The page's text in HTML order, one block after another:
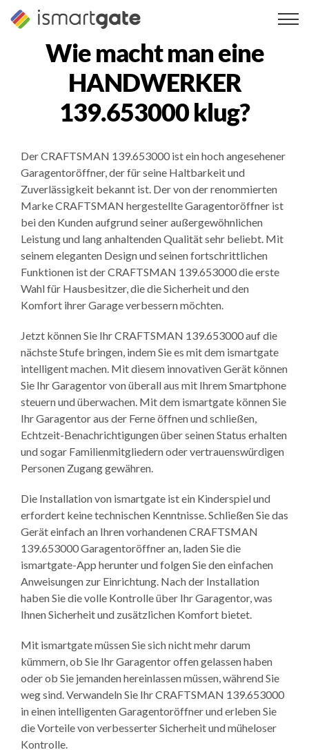
Zum
Inhalt
Wie macht man eine
HANDWERKER
139.653000klug?
Der CRAFTSMAN 139.653000 ist ein hoch angesehener
Garagentoröffner, der für seine Haltbarkeit und
Zuverlässigkeit bekannt ist. Der von der renommierten
Marke CRAFTSMAN hergestellte Garagentoröffner ist
bei den Kunden aufgrund seiner außergewöhnlichen
Leistung und lang anhaltenden Qualität sehr beliebt. Mit
seinem eleganten Design und seinen fortschrittlichen
Funktionen ist der CRAFTSMAN 139.653000 die erste
Wahl für Hausbesitzer, die die Sicherheit und den
Komfort ihrer Garage verbessern möchten.
Jetzt können Sie Ihr CRAFTSMAN 139.653000 auf die
nächste Stufe bringen, indem Sie es mit dem ismartgate
intelligent machen. Mit diesem innovativen Gerät können
Sie Ihr Garagentor von überall aus mit Ihrem Smartphone
steuern und überwachen. Mit dem ismartgate können Sie
Ihr Garagentor aus der Ferne öffnen und schließen,
Echtzeit-Benachrichtigungen über seinen Status erhalten
und sogar Familienmitgliedern oder vertrauenswürdigen
Personen Zugang gewähren.
Die Installation von ismartgate ist ein Kinderspiel und
erfordert keine technischen Kenntnisse. Schließen Sie das
Gerät einfach an Ihren vorhandenen CRAFTSMAN
139.653000 Garagentoröffner an, laden Sie die
ismartgate-App herunter und folgen Sie den einfachen
Anweisungen zur Einrichtung. Nach der Installation
haben Sie die volle Kontrolle über Ihr Garagentor, was
Ihnen Sicherheit und zusätzlichen Komfort bietet.
Mit ismartgate müssen Sie sich nicht mehr darum
kümmern, ob Sie Ihr Garagentor offen gelassen haben
oder ob Sie jemanden hereinlassen müssen, während Sie
weg sind. Verwandeln Sie Ihr CRAFTSMAN 139.653000
in einen intelligenten Garagentoröffner und erleben Sie
die Vorteile von verbesserter Sicherheit und müheloser
Kontrolle.